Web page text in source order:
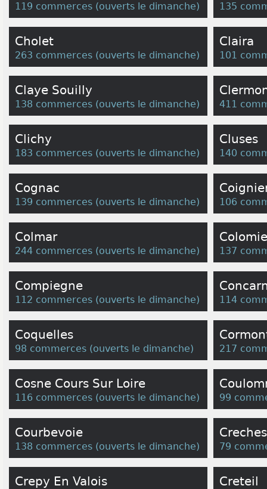
119 commerces (ouverts le dimanche) 135
Cholet
263 commerces (ouverts le dimanche)
Claira
101
Claye Souilly
138 commerces (ouverts le dimanche) 411
Clichy
183 commerces (ouverts le dimanche)
Cluses
140
Cognac
139 commerces (ouverts le dimanche) 106
Colmar
244 commerces (ouverts le dimanche) 137
Compiegne
112 commerces (ouverts le dimanche) 114
Coquelles
98 commerces (ouverts le dimanche) 217
Cosne Cours Sur Loire
116 commerces (ouverts le dimanche) 99
Courbevoie
138 commerces (ouverts le dimanche) 79
Crepy En Valois Creteil